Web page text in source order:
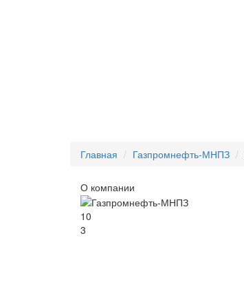
Главная Газпромнефть-МНПЗ
О компании
10
3